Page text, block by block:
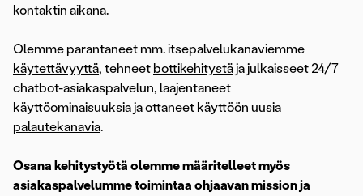
kontaktin aikana.
Olemme parantaneet mm. itsepalvelukanaviemme
käytettävyyttä, tehneet bottikehitystäja julkaisseet 24/7
chatbot-asiakaspalvelun, laajentaneet
käyttöominaisuuksia ja ottaneet käyttöön uusia
palautekanavia.
Osana kehitystyötä olemme määritelleet myös
asiakaspalvelumme toimintaa ohjaavan mission ja